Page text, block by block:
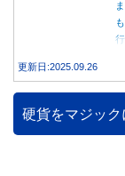
更新日:2025.09.26
硬貨をマジッ